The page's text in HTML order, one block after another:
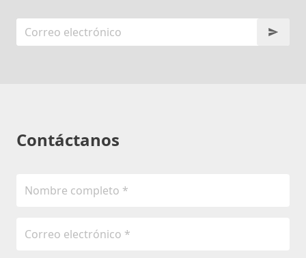
Contáctanos